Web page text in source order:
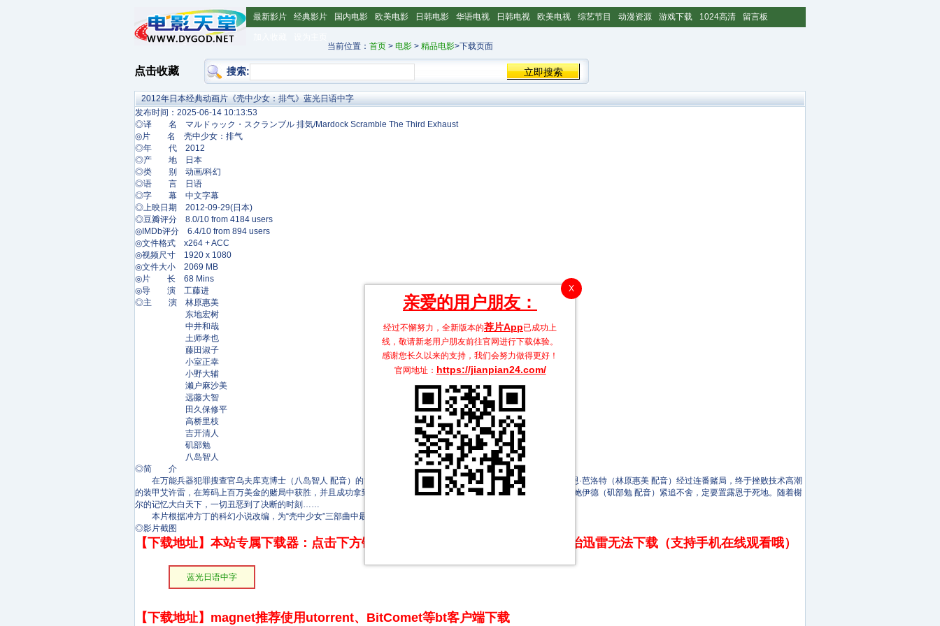
最新影片 经典影片 国内电影 欧美电影 日韩电影 华语电视 日韩电视 欧美电视 综艺节目 动漫资源 游戏下载 1024高清 留言板
当前位置： 首页 > 电影 > 精品电影>下载页面
点击收藏 搜索:
X
亲爱的用户朋友：
经过不懈努力，全新版本的荐片App已成功上
线，敬请新老用户朋友前往官网进行下载体验。
感谢您长久以来的支持，我们会努力做得更好！
官网地址： https://jianpian24.com/
2012年日本经典动画片《壳中少女：排气》蓝光日语中字
发布时间：2025-06-14 10:13:53
◎译 名 マルドゥック・スクランブル 排気/Mardock Scramble The Third Exhaust
◎片 名 壳中少女：排气
◎年 代 2012
◎产 地 日本
◎类 别 动画/科幻
◎语 言 日语
◎字 幕 中文字幕
◎上映日期 2012-09-29(日本)
◎豆瓣评分 8.0/10 from 4184 users
◎IMDb评分 6.4/10 from 894 users
◎文件格式 x264 + ACC
◎视频尺寸 1920 x 1080
◎文件大小 2069 MB
◎片 长 68 Mins
◎导 演 工藤进
◎主 演 林原惠美
东地宏树
中井和哉
土师孝也
藤田淑子
小室正幸
小野大辅
濑户麻沙美
远藤大智
田久保修平
高桥里枝
吉开清人
矶部勉
八岛智人
◎简 介
在万能兵器犯罪搜查官乌夫库克博士（八岛智人 配音）的协助下，潜入奢华无比但凶险非常的赌场“乐园”的少女露恩·芭洛特（林原惠美 配音）经过连番赌局，终于挫败技术高潮
的装甲艾许雷，在筹码上百万美金的赌局中获胜，并且成功拿到藏有榭尔（中井和哉 配音）记忆的筹码。可与此同时，鲍伊德（矶部勉 配音）紧追不舍，定要置露恩于死地。随着榭
尔的记忆大白天下，一切丑恶到了决断的时刻……
本片根据冲方丁的科幻小说改编，为“壳中少女”三部曲中最后一部（前两部分别为“压缩”和“燃烧”）。
◎影片截图
【下载地址】本站专属下载器：点击下方链接 即可享受高速下载和在线播放 专治迅雷无法下载（支持手机在线观看哦）
蓝光日语中字
【下载地址】magnet推荐使用utorrent、BitComet等bt客户端下载